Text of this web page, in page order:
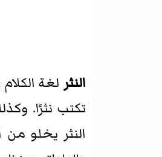
النثر لغة
تكتب نثرًا.
النثر يخلو